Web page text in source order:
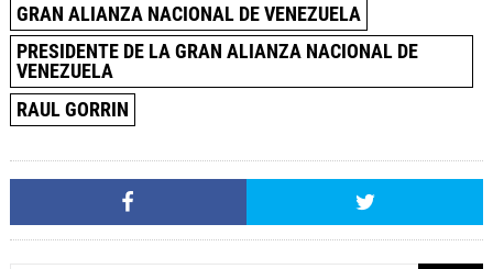
GRAN ALIANZA NACIONAL DE VENEZUELA
PRESIDENTE DE LA GRAN ALIANZA NACIONAL DE
VENEZUELA
RAUL GORRIN